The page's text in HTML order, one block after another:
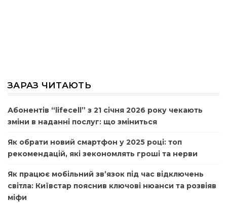
ЗАРАЗ ЧИТАЮТЬ
Абонентів “lifecell” з 21 січня 2026 року чекають
зміни в наданні послуг: що зміниться
Як обрати новий смартфон у 2025 році: топ
рекомендацій, які зекономлять гроші та нерви
Як працює мобільний зв’язок під час відключень
світла: Київстар пояснив ключові нюанси та розвіяв
міфи